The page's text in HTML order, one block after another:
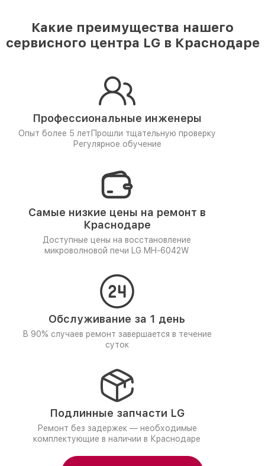
Какие преимущества нашего
сервисного центра LG в Краснодаре
Профессиональные инженеры
Опыт более 5 лет Прошли тщательную проверку
Регулярное обучение
Самые низкие цены на ремонт в
Краснодаре
Доступные цены на восстановление
микроволновой печи LG MH-6042W
Обслуживание за 1 день
В 90% случаев ремонт завершается в течение
суток
Подлинные запчасти LG
Ремонт без задержек — необходимые
комплектующие в наличии в Краснодаре